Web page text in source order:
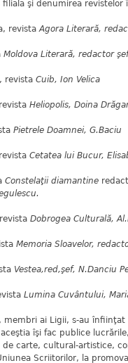
filiala şi denumirea
revistaAgora Literară,
Moldova Literară, redactor
revista Cuib, Ion Velica
Heliopolis, Doina
Pietrele Doamnei, G.Baciu
Cetatea lui Bucur,
Constelaţii diamantine
Dobrogea Culturală,
Memoria Sloavelor,
Vestea,red,şef, N.Danciu
Lumina Cuvântului,
membri ai Ligii, s-au
îşi fac publice
carte, cultural-artistice,
Scriitorilor, la